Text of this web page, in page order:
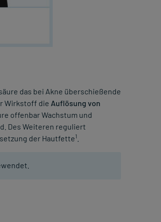
das bei Akne überschießende
Wirkstoff die Auflösung von
offenbar Wachstum und
Des Weiteren reguliert
der Hautfette1